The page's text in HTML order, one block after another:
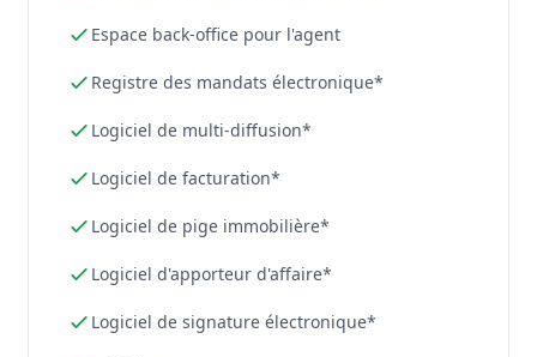
Espace back-office pour l'agent
Registre des mandats électronique*
Logiciel de multi-diffusion*
Logiciel de facturation*
Logiciel de pige immobilière*
Logiciel d'apporteur d'affaire*
Logiciel de signature électronique*